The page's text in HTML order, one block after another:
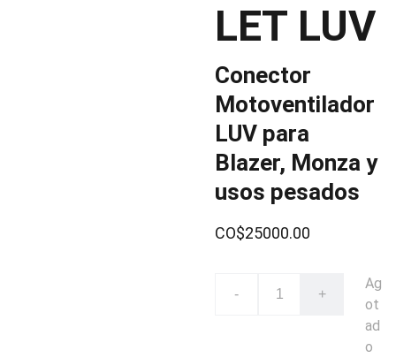
LET LUV
Conector
Motoventilador
LUV para
Blazer, Monza y
usos pesados
CO$25000.00
- +
Ag
ot
ad
o